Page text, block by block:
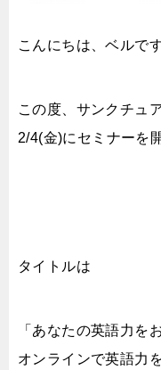
こんにちは、ベルです
この度、サンクチュ
2/4(金)にセミナーを
タイトルは
「あなたの英語力を
オンラインで英語力